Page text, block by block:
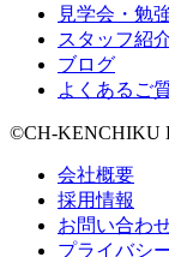
見学会・勉
スタッフ紹
ブログ
よくあるご
©CH-KENCHIKU
会社概要
採用情報
お問い合わ
プライバシ